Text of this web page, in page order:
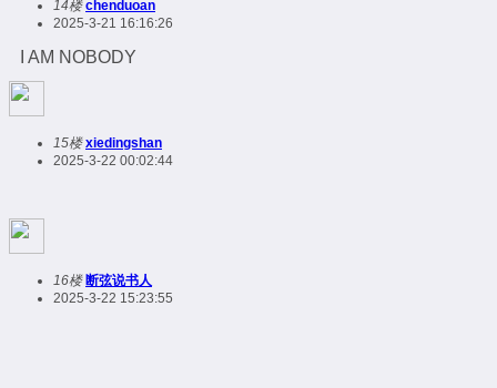
14楼 chenduoan
2025-3-21 16:16:26
I AM NOBODY
15楼 xiedingshan
2025-3-22 00:02:44
16楼 断弦说书人
2025-3-22 15:23:55